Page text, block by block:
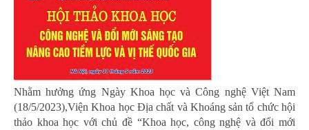
Nhằm hưởng ứng Ngày Khoa học và Công nghệ Việt Nam
(18/5/2023),Viện Khoa học Địa chất và Khoáng sản tổ chức hội
thảo khoa học với chủ đề “Khoa học, công nghệ và đổi mới